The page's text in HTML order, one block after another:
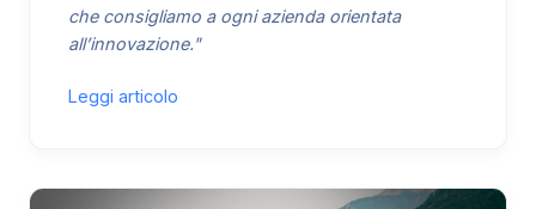
che consigliamo a ogni azienda orientata
all’innovazione."
Leggi articolo